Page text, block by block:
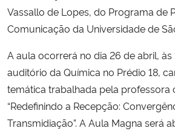
Ministério do Desenvolvimento Regional
Controladoria-Geral da União
Ministério da Mulher, da Família e dos Direitos
Vassallo de Lopes, do Programa de
Comunicação da Universidade de
A aula ocorrerá no dia 26 de abril, às
auditório da Química no Prédio 18,
temática trabalhada pela professora
“Redefinindo a Recepção:
Transmidiação”. A Aula Magna será